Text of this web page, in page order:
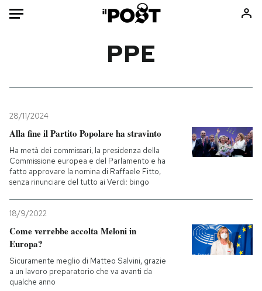
Mondo
Politica
Tecnologia
Internet
Scienza
Cultura
Economia
Sport
Consumismi
Storie/Idee
Ok Boomer!
Media
Europa
Mondiali calcio 2026
PODCAST
PPE
28/11/2024
Alla fine il Partito Popolare ha stravinto
Ha metà dei commissari, la presidenza della
Commissione europea e del Parlamento e ha
fatto approvare la nomina di Raffaele Fitto,
senza rinunciare del tutto ai Verdi: bingo
18/9/2022
Come verrebbe accolta Meloni in
Europa?
Sicuramente meglio di Matteo Salvini, grazie
a un lavoro preparatorio che va avanti da
qualche anno